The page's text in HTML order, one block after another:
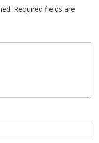
Required fields are